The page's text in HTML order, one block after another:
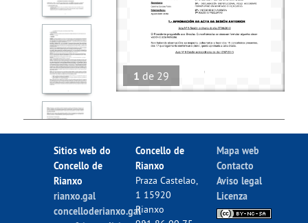
1 de 29
Sitios web do
Concello de
Rianxo
rianxo.gal
concelloderianxo.gal
Concello de
Rianxo
Praza Castelao,
1 15920
Rianxo
Mapa web
Contacto
Aviso legal
Licenza